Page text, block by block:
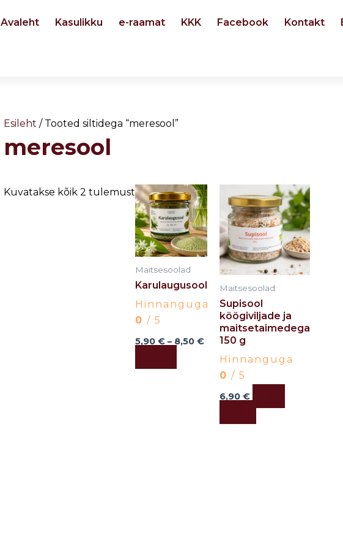
Avaleht Kasulikku e-raamat KKK Facebook Kontakt
Esileht / Tooted siltidega “meresool”
meresool
Kuvatakse kõik 2 tulemust
Maitsesoolad
Karulaugusool
Hinnanguga
0 / 5
5,90 € – 8,50 €
Price
range:
5,90 €
through
8,50 €
This
product
has
multiple
variants.
The
options
may
the
Maitsesoolad
Supisool
köögiviljade ja
maitsetaimedega
150 g
Hinnanguga
0 / 5
6,90 €